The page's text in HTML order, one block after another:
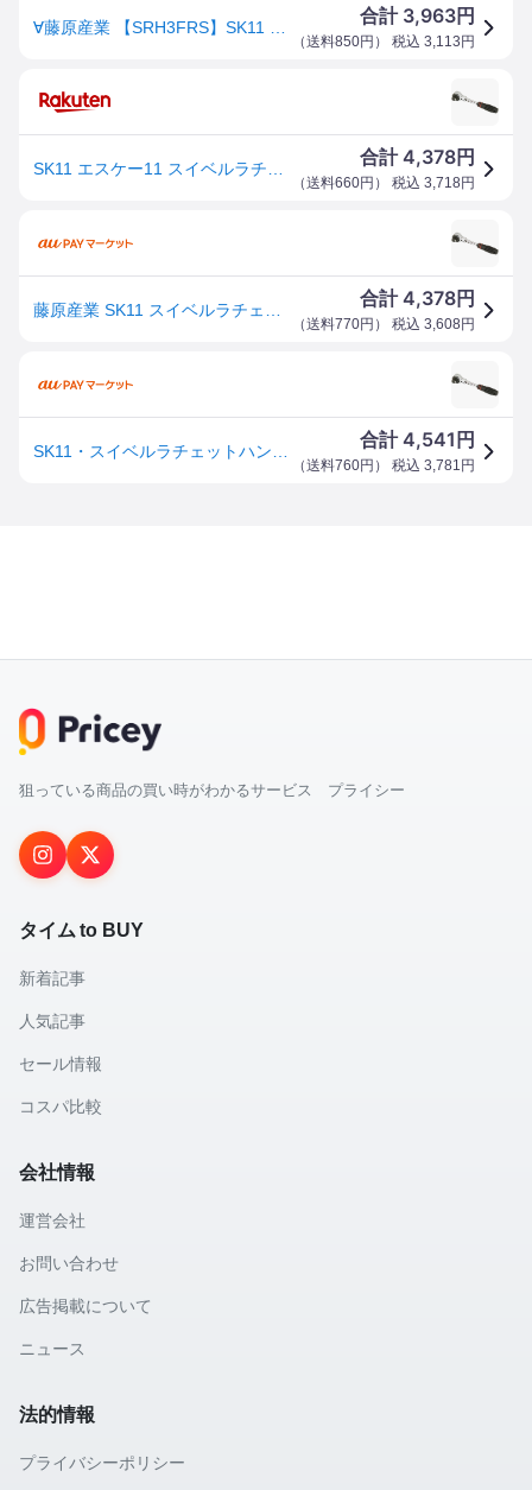
合計 3,963円
（送料850円 ） 税込 3,113 円
合計4,378円
（送料660円 ） 税込 3,718 円
合計4,378円
（送料770円 ） 税込 3,608 円
合計4,541 円
（送料760円 ） 税込 3,781 円
狙っている商品の買い時がわかるサービス プライシー
タイム to BUY
新着記事
人気記事
セール情報
コスパ比較
会社情報
運営会社
お問い合わせ
広告掲載について
ニュース
法的情報
プライバシーポリシー